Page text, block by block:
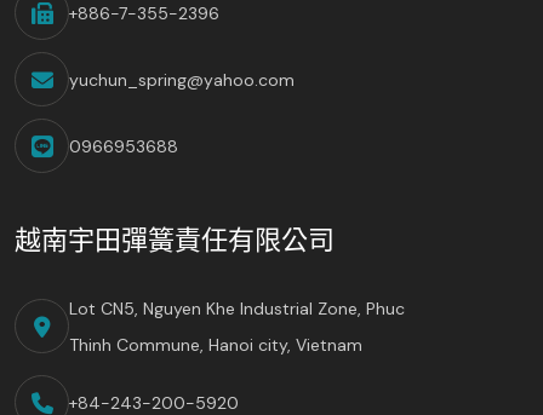
+886-7-355-2396
yuchun_spring@yahoo.com
0966953688
越南宇田彈簧責任有限公司
Lot CN5, Nguyen Khe Industrial Zone, Phuc
Thinh Commune, Hanoi city, Vietnam
+84-243-200-5920